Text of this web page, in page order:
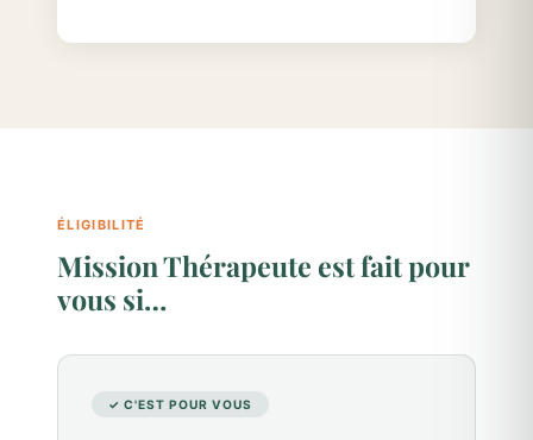
ÉLIGIBILITÉ
Mission Thérapeute est fait pour
vous si…
✓ C'EST POUR VOUS